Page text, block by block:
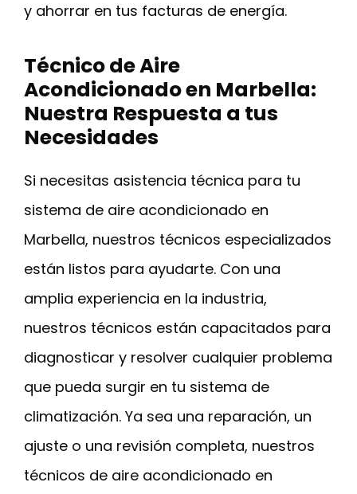
y ahorrar en tus facturas de energía.
Técnico de Aire
Acondicionado en Marbella:
Nuestra Respuesta a tus
Necesidades
Si necesitas asistencia técnica para tu
sistema de aire acondicionado en
Marbella, nuestros técnicos especializados
están listos para ayudarte. Con una
amplia experiencia en la industria,
nuestros técnicos están capacitados para
diagnosticar y resolver cualquier problema
que pueda surgir en tu sistema de
climatización. Ya sea una reparación, un
ajuste o una revisión completa, nuestros
técnicos de aire acondicionado en